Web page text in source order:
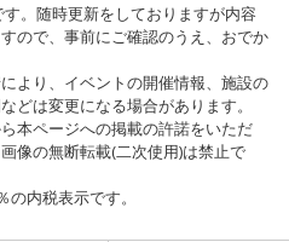
。随時更新をしておりますが内容
ので、事前にご確認のうえ、おでか
より、イベントの開催情報、施設の
どは変更になる場合があります。
本ページへの掲載の許諾をいただ
像の無断転載(二次使用)は禁止で
内税表示です。